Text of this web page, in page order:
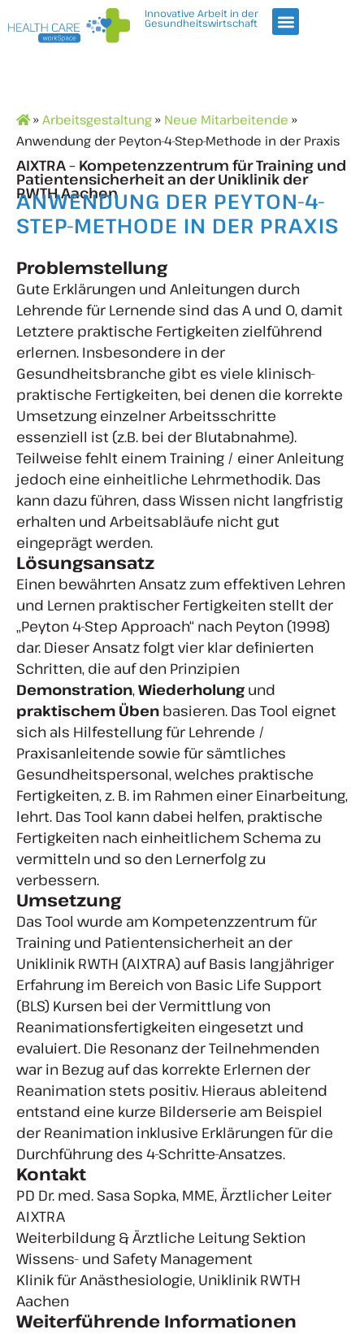
Innovative Arbeit in der
Gesundheitswirtschaft
» Arbeitsgestaltung » Neue Mitarbeitende »
Anwendung der Peyton-4-Step-Methode in der Praxis
AIXTRA – Kompetenzzentrum für Training und
Patientensicherheit an der Uniklinik der
RWTH Aachen
ANWENDUNG DER PEYTON-4-
STEP-METHODE IN DER PRAXIS
Problemstellung
Gute Erklärungen und Anleitungen durch
Lehrende für Lernende sind das A und O, damit
Letztere praktische Fertigkeiten zielführend
erlernen. Insbesondere in der
Gesundheitsbranche gibt es viele klinisch-
praktische Fertigkeiten, bei denen die korrekte
Umsetzung einzelner Arbeitsschritte
essenziell ist (z.B. bei der Blutabnahme).
Teilweise fehlt einem Training / einer Anleitung
jedoch eine einheitliche Lehrmethodik. Das
kann dazu führen, dass Wissen nicht langfristig
erhalten und Arbeitsabläufe nicht gut
eingeprägt werden.
Lösungsansatz
Einen bewährten Ansatz zum effektiven Lehren
und Lernen praktischer Fertigkeiten stellt der
„Peyton 4-Step Approach“ nach Peyton (1998)
dar. Dieser Ansatz folgt vier klar definierten
Schritten, die auf den Prinzipien
Demonstration,Wiederholung und
praktischem Üben basieren. Das Tool eignet
sich als Hilfestellung für Lehrende /
Praxisanleitende sowie für sämtliches
Gesundheitspersonal, welches praktische
Fertigkeiten, z. B. im Rahmen einer Einarbeitung,
lehrt. Das Tool kann dabei helfen, praktische
Fertigkeiten nach einheitlichem Schema zu
vermitteln und so den Lernerfolg zu
verbessern.
Umsetzung
Das Tool wurde am Kompetenzzentrum für
Training und Patientensicherheit an der
Uniklinik RWTH (AIXTRA) auf Basis langjähriger
Erfahrung im Bereich von Basic Life Support
(BLS) Kursen bei der Vermittlung von
Reanimationsfertigkeiten eingesetzt und
evaluiert. Die Resonanz der Teilnehmenden
war in Bezug auf das korrekte Erlernen der
Reanimation stets positiv. Hieraus ableitend
entstand eine kurze Bilderserie am Beispiel
der Reanimation inklusive Erklärungen für die
Durchführung des 4-Schritte-Ansatzes.
Kontakt
PD Dr. med. Sasa Sopka, MME, Ärztlicher Leiter
AIXTRA
Weiterbildung & Ärztliche Leitung Sektion
Wissens- und Safety Management
Klinik für Anästhesiologie, Uniklinik RWTH
Aachen
Weiterführende Informationen